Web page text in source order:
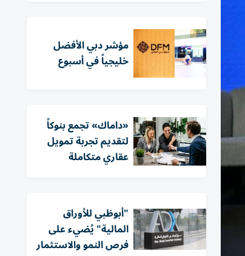
مؤشر دبي الأفضل
خليجياً في أسبوع
«داماك» تجمع بنوكاً
لتقديم تجربة تمويل
عقاري متكاملة
"أبوظبي للأوراق
المالية" يُضيء على
فرص النمو والاستثمار